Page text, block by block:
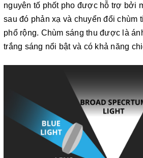
nguyên tố phốt pho được hỗ trợ bởi
sau đó phản xạ và chuyển đổi chùm
phổ rộng. Chùm sáng thu được là
trắng sáng nổi bật và có khả năng